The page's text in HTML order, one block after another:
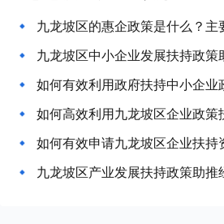
九龙坡区的惠企政策是什么？主
九龙坡区中小企业发展扶持政
如何有效利用政府扶持中小企
如何高效利用九龙坡区企业政策
如何有效申请九龙坡区企业扶
九龙坡区产业发展扶持政策助推